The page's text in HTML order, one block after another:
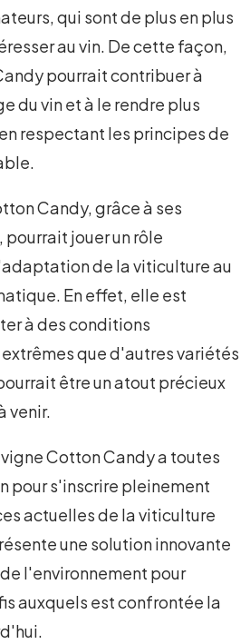
qui sont de plus en plus
au vin. De cette façon,
pourrait contribuer à
du vin et à le rendre plus
respectant les principes de
Candy, grâce à ses
jouer un rôle
de la viticulture au
En effet, elle est
à des conditions
que d'autres variétés
être un atout précieux
venir.
Cotton Candy a toutes
pour s'inscrire pleinement
actuelles de la viticulture
une solution innovante
l'environnement pour
auxquels est confrontée la